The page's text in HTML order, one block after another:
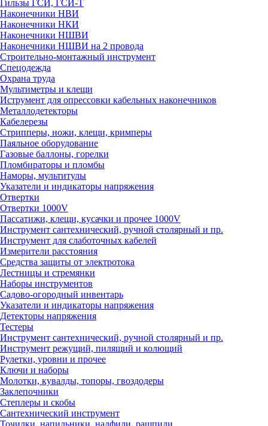
Гильзы ГСИ, ГСИ-Т
Наконечники НВИ
Наконечники НКИ
Наконечники НШВИ
Наконечники НШВИ на 2 провода
Строительно-монтажный инструмент
Спецодежда
Охрана труда
Мультиметры и клещи
Иструмент для опрессовки кабельных наконечников
Металлодетекторы
Кабелерезы
Стрипперы, ножи, клещи, кримперы
Паяльное оборудование
Газовые баллоны, горелки
Пломбираторы и пломбы
Наморы, мультитулы
Указатели и индикаторы напряжения
Отвертки
Отвертки 1000V
Пассатижи, клещи, кусачки и прочее 1000V
Инструмент сантехнический, ручной столярный и пр.
Инструмент для слаботочных кабелей
Измерители расстояния
Средства защиты от электротока
Лестницы и стремянки
Наборы инструментов
Садово-огородный инвентарь
Указатели и индикаторы напряжения
Детекторы напряжения
Тестеры
Инструмент сантехнический, ручной столярный и пр.
Инструмент режущий, пилящий и колющий
Рулетки, уровни и прочее
Ключи и наборы
Молотки, кувалды, топоры, гвоздодеры
Заклепочники
Степлеры и скобы
Сантехнический инструмент
Точилки, напильники, надфили, рашпили